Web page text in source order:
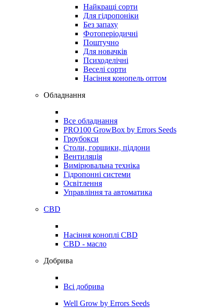
Найкращі сорти
Для гідропоніки
Без запаху
Фотоперіодичні
Поштучно
Для новачків
Психоделічні
Веселі сорти
Насіння конопель оптом
Обладнання
Все обладнання
PRO100 GrowBox by Errors Seeds
Гроубокси
Столи, горщики, піддони
Вентиляція
Вимірювальна техніка
Гідропонні системи
Освітлення
Управління та автоматика
CBD
Насіння коноплі CBD
CBD - масло
Добрива
Всі добрива
Well Grow by Errors Seeds